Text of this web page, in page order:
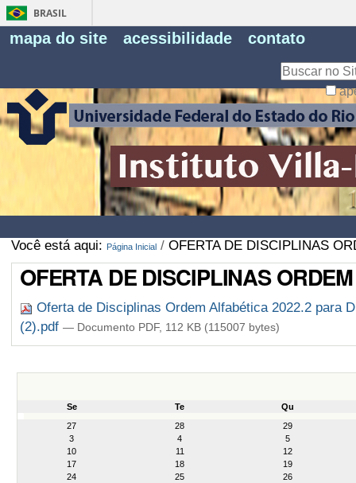
BRASIL
mapa do site acessibilidade contato
Você está aqui: Página Inicial / OFERTA DE DISCIPLINAS
OFERTA DE DISCIPLINAS
Oferta de Disciplinas Ordem Alfabética 2022.2 para
(2).pdf — Documento PDF, 112 KB (115007 bytes)
Se Te
Qu
27
28
29
3
4
5
10
11
12
17
18
19
24
25
26